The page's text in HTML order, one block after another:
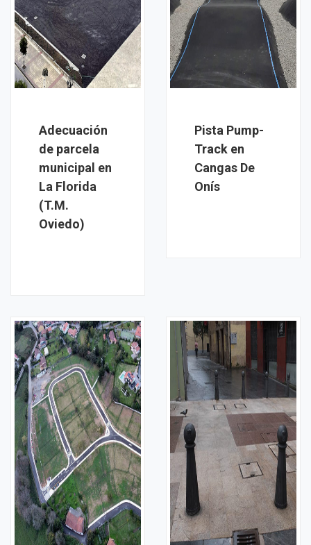
Adecuación
de parcela
municipal en
La Florida
(T.M.
Oviedo)
Pista Pump-
Track en
Cangas De
Onís